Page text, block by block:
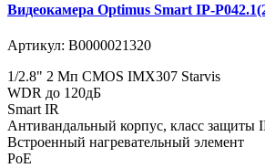
Видеокамера Optimus Smart IP-
Артикул: В0000021320
1/2.8" 2 Мп CMOS IMX307 Starvis
WDR до 120дБ
Smart IR
Антивандальный корпус, класс защиты
Встроенный нагревательный элемент
PoE